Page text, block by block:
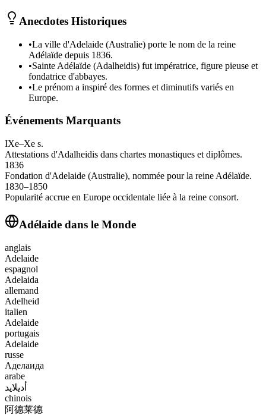
Anecdotes Historiques
•La ville d'Adelaide (Australie) porte le nom de la reine
Adélaïde depuis 1836.
•Sainte Adélaïde (Adalheidis) fut impératrice, figure pieuse et
fondatrice d'abbayes.
•Le prénom a inspiré des formes et diminutifs variés en
Europe.
Événements Marquants
IXe–Xe s.
Attestations d'Adalheidis dans chartes monastiques et diplômes.
1836
Fondation d'Adelaide (Australie), nommée pour la reine Adélaïde.
1830–1850
Popularité accrue en Europe occidentale liée à la reine consort.
Adélaide dans le Monde
anglais
Adelaide
espagnol
Adelaida
allemand
Adelheid
italien
Adelaide
portugais
Adelaide
russe
Аделаида
arabe
أديلايد
chinois
阿德莱德